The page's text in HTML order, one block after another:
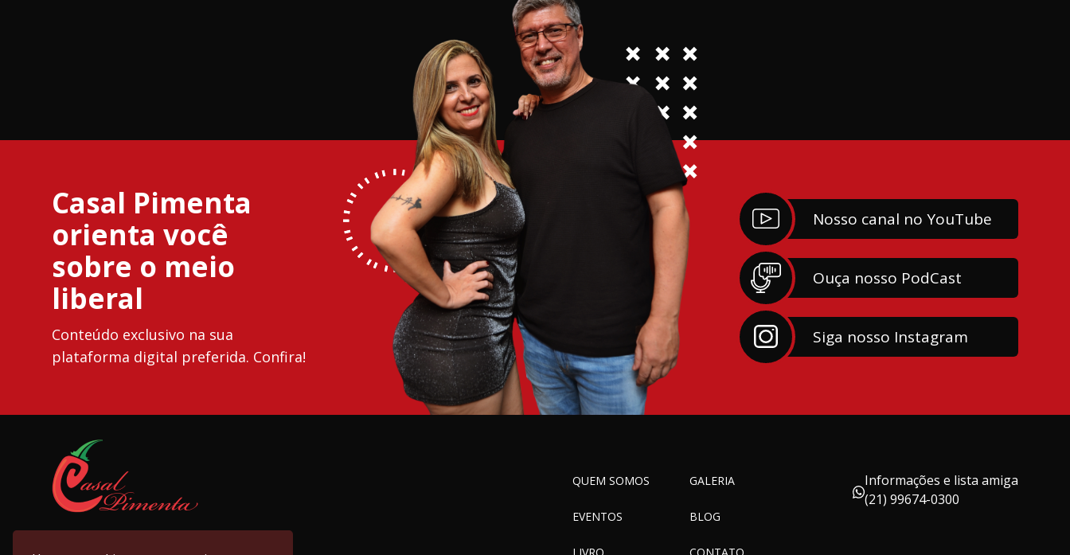
Casal Pimenta
orienta você
sobre o meio
liberal
Conteúdo exclusivo na sua
plataforma digital preferida. Confira!
Nosso canal no YouTube
Ouça nosso PodCast
Siga nosso Instagram
QUEM SOMOS
EVENTOS
GALERIA
BLOG
Informações e lista amiga
(21) 99674-0300